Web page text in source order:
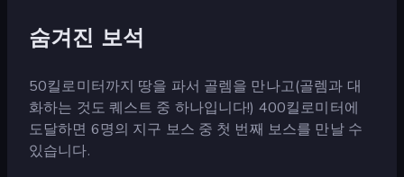
숨겨진 보석
50킬로미터까지 땅을 파서 골렘을 만나고(골렘과 대
화하는 것도 퀘스트 중 하나입니다!) 400킬로미터에
도달하면 6명의 지구 보스 중 첫 번째 보스를 만날 수
있습니다.